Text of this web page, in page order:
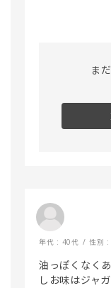
ま
年代 : 40代 性別
油っぽくなく
しお味はジャ